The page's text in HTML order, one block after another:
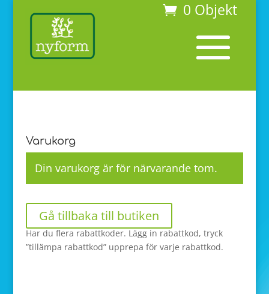
0 Objekt
Varukorg
Din varukorg är för närvarande tom.
Gå tillbaka till butiken
Har du flera rabattkoder. Lägg in rabattkod, tryck
”tillämpa rabattkod” upprepa för varje rabattkod.